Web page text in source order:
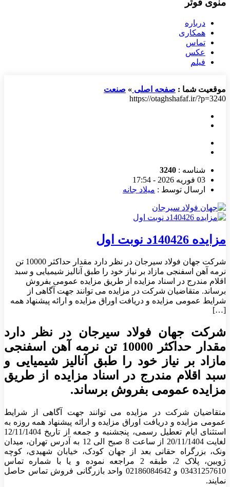
منوی فوتر
درباره
همکاری
تماس
عکس
فیلم
موقعیت شما : صفحه اصلی » صنعت
https://otaghshafaf.ir/?p=3240
شناسه : 3240
03 فوریه 2026 - 17:54
ارسال توسط : میلاد جانه
مزایده 140426د نوبت اول
شرکت جهان فولاد سیرجان در نظر دارد مقدار حداکثر 10000 تن
نرمه آهن اسفنجی مازاد بر نیاز خود را طبق آنالیز شیمیایی و سبد
اقلام مندرج در اسناد مزایده از طریق مزایده عمومی بفروش
برساند. متقاضیان شرکت در مزایده می توانند جهت آگاهی از
شرایط عمومی مزایده و دریافت اوراق مزایده و ارائه پیشنهاد همه
[…]
شرکت جهان فولاد سیرجان در نظر دارد
مقدار حداکثر 10000 تن نرمه آهن اسفنجی
مازاد بر نیاز خود را طبق آنالیز شیمیایی و
سبد اقلام مندرج در اسناد مزایده از طریق
مزایده عمومی بفروش برساند.
متقاضیان شرکت در مزایده می توانند جهت آگاهی از شرایط
عمومی مزایده و دریافت اوراق مزایده و ارائه پیشنهاد همه روزه به
استثنای ایام تعطیل رسمی، پنجشنبه و جمعه از تاریخ 12/11/1404
لغایت 20/11/1404 از ساعت 8 صبح الی 12 به آدرس تهران، میدان
ونک، بزرگراه حقانی بعد از جهان کودک، خیابان شهیدی، کوچه
ژوبین، پلاک 2، طبقه 2 مراجعه نموده و یا با شماره تماس
03431257610 و 02186084642 واحد بازرگانی فروش تماس حاصل
نمایند.